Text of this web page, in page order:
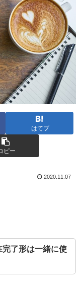
はてブ
ピー
2020.11.07
完了形は一緒に使